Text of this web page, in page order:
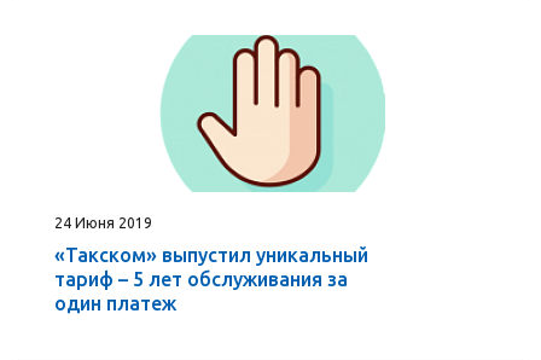
24 Июня 2019
«Такском» выпустил уникальный
тариф – 5 лет обслуживания за
один платеж